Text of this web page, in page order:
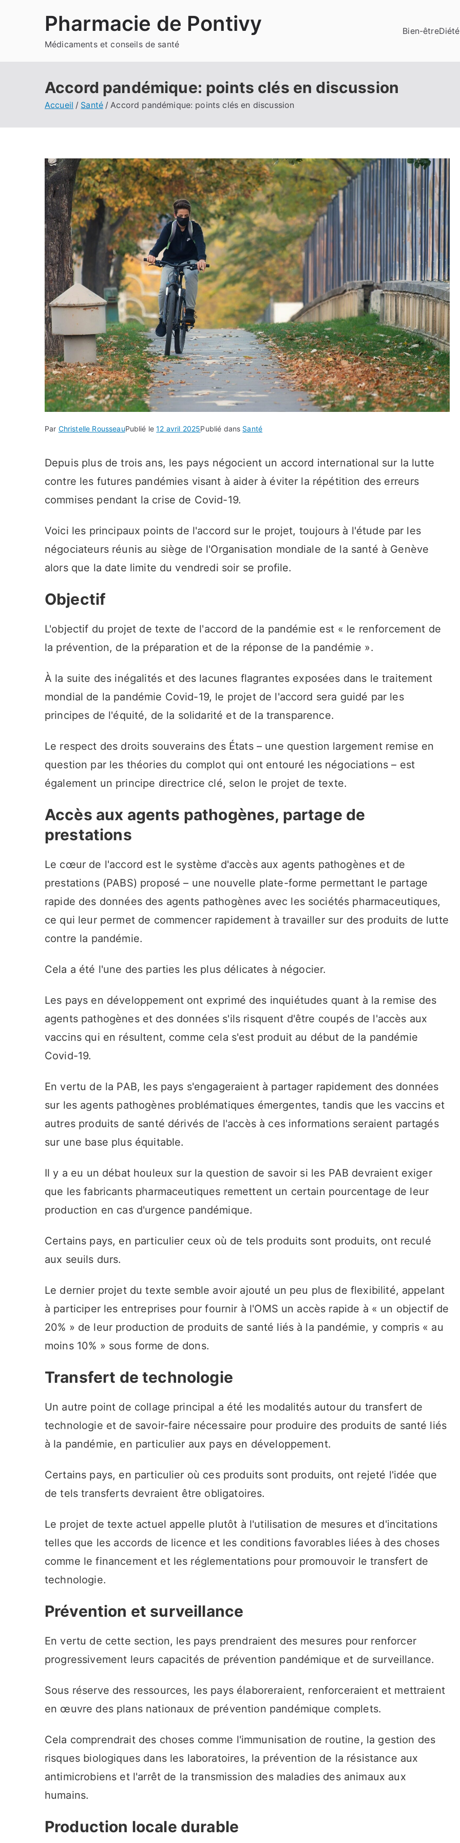
Pharmacie de Pontivy
Médicaments et conseils de santé
Bien-être
Accord pandémique: points clés en discussion
Accueil Santé Accord pandémique: points clés en discussion
Par Christelle RousseauPublié le12 avril 2025Publié dans Santé
Depuis plus de trois ans, les pays négocient un accord international sur la lutte
contre les futures pandémies visant à aider à éviter la répétition des erreurs
commises pendant la crise de Covid-19.
Voici les principaux points de l'accord sur le projet, toujours à l'étude par les
négociateurs réunis au siège de l'Organisation mondiale de la santé à Genève
alors que la date limite du vendredi soir se profile.
Objectif
L'objectif du projet de texte de l'accord de la pandémie est « le renforcement de
la prévention, de la préparation et de la réponse de la pandémie ».
À la suite des inégalités et des lacunes flagrantes exposées dans le traitement
mondial de la pandémie Covid-19, le projet de l'accord sera guidé par les
principes de l'équité, de la solidarité et de la transparence.
Le respect des droits souverains des États – une question largement remise en
question par les théories du complot qui ont entouré les négociations – est
également un principe directrice clé, selon le projet de texte.
Accès aux agents pathogènes, partage de
prestations
Le cœur de l'accord est le système d'accès aux agents pathogènes et de
prestations (PABS) proposé – une nouvelle plate-forme permettant le partage
rapide des données des agents pathogènes avec les sociétés pharmaceutiques,
ce qui leur permet de commencer rapidement à travailler sur des produits de lutte
contre la pandémie.
Cela a été l'une des parties les plus délicates à négocier.
Les pays en développement ont exprimé des inquiétudes quant à la remise des
agents pathogènes et des données s'ils risquent d'être coupés de l'accès aux
vaccins qui en résultent, comme cela s'est produit au début de la pandémie
Covid-19.
En vertu de la PAB, les pays s'engageraient à partager rapidement des données
sur les agents pathogènes problématiques émergentes, tandis que les vaccins et
autres produits de santé dérivés de l'accès à ces informations seraient partagés
sur une base plus équitable.
Il y a eu un débat houleux sur la question de savoir si les PAB devraient exiger
que les fabricants pharmaceutiques remettent un certain pourcentage de leur
production en cas d'urgence pandémique.
Certains pays, en particulier ceux où de tels produits sont produits, ont reculé
aux seuils durs.
Le dernier projet du texte semble avoir ajouté un peu plus de flexibilité, appelant
à participer les entreprises pour fournir à l'OMS un accès rapide à « un objectif de
20% » de leur production de produits de santé liés à la pandémie, y compris « au
moins 10% » sous forme de dons.
Transfert de technologie
Un autre point de collage principal a été les modalités autour du transfert de
technologie et de savoir-faire nécessaire pour produire des produits de santé liés
à la pandémie, en particulier aux pays en développement.
Certains pays, en particulier où ces produits sont produits, ont rejeté l'idée que
de tels transferts devraient être obligatoires.
Le projet de texte actuel appelle plutôt à l'utilisation de mesures et d'incitations
telles que les accords de licence et les conditions favorables liées à des choses
comme le financement et les réglementations pour promouvoir le transfert de
technologie.
Prévention et surveillance
En vertu de cette section, les pays prendraient des mesures pour renforcer
progressivement leurs capacités de prévention pandémique et de surveillance.
Sous réserve des ressources, les pays élaboreraient, renforceraient et mettraient
en œuvre des plans nationaux de prévention pandémique complets.
Cela comprendrait des choses comme l'immunisation de routine, la gestion des
risques biologiques dans les laboratoires, la prévention de la résistance aux
antimicrobiens et l'arrêt de la transmission des maladies des animaux aux
humains.
Production locale durable